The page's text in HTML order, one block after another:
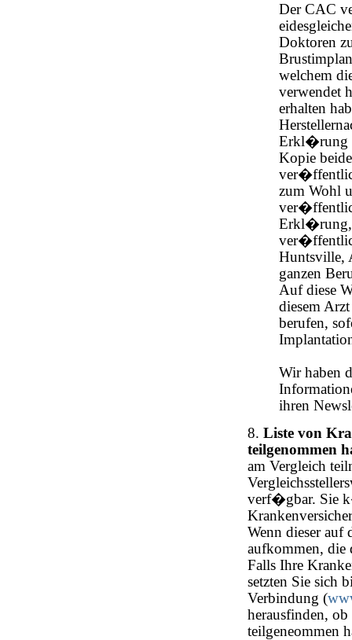
Der CAC
Doktoren
welchem
verwendet
erhalten
Erkl�rung
Kopie
zum Wohl
Erkl�rung,
Huntsville,
ganzen
Auf diese
diesem
berufen,
Wir haben
ihren
8. Liste von
teilgenommen
am Vergleich
verf�gbar. Sie
Wenn dieser
aufkommen, die
Falls Ihre
setzten Sie sich
Verbindung (
herausfinden,
teilgeneommen